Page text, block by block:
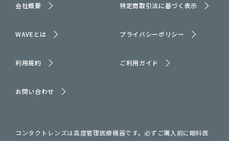
会社概要 特定商取引法に基づく表示
WAVEとは プライバシーポリシー
利用規約 ご利用ガイド
お問い合わせ
コンタクトレンズは高度管理医療機器です。必ずご購入前に眼科医